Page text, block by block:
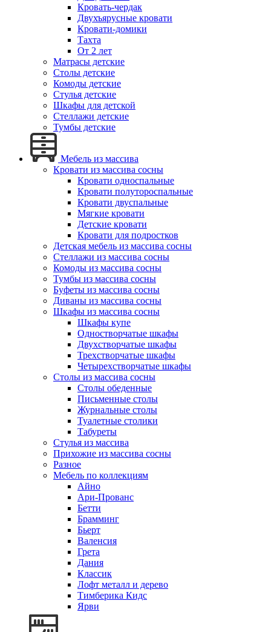
Кровать-чердак
Двухъярусные кровати
Кровати-домики
Тахта
От 2 лет
Матрасы детские
Столы детские
Комоды детские
Стулья детские
Шкафы для детской
Стеллажи детские
Тумбы детские
Мебель из массива
Кровати из массива сосны
Кровати односпальные
Кровати полутороспальные
Кровати двуспальные
Мягкие кровати
Детские кровати
Кровати для подростков
Детская мебель из массива сосны
Стеллажи из массива сосны
Комоды из массива сосны
Тумбы из массива сосны
Буфеты из массива сосны
Диваны из массива сосны
Шкафы из массива сосны
Шкафы купе
Одностворчатые шкафы
Двухстворчатые шкафы
Трехстворчатые шкафы
Четырехстворчатые шкафы
Столы из массива сосны
Столы обеденные
Письменные столы
Журнальные столы
Туалетные столики
Табуреты
Стулья из массива
Прихожие из массива сосны
Разное
Мебель по коллекциям
Айно
Ари-Прованс
Бетти
Брамминг
Бьерт
Валенсия
Грета
Дания
Классик
Лофт металл и дерево
Тимберика Кидс
Ярви